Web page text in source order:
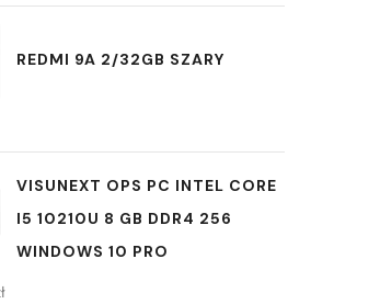
REDMI 9A 2/32GB SZARY
VISUNEXT OPS PC INTEL CORE
I5 10210U 8 GB DDR4 256
WINDOWS 10 PRO